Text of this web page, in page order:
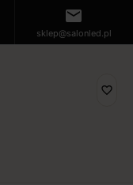
mail
sklep@salonled.pl
favorite_border